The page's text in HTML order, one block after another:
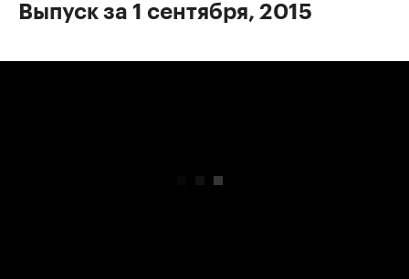
Выпуск за 1 сентября, 2015